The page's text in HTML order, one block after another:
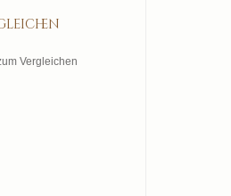
Vergleichen